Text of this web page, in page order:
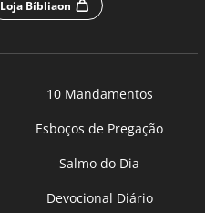
Loja Bíbliaon
10 Mandamentos
Esboços de Pregação
Salmo do Dia
Devocional Diário